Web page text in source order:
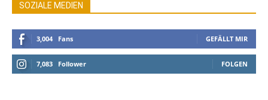
SOZIALE MEDIEN
3,004 Fans GEFÄLLT MIR
7,083 Follower FOLGEN